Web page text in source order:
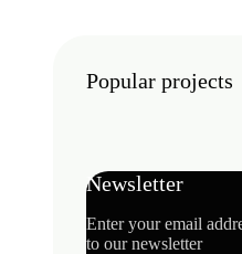
Popular projects
Newsletter
Enter your email
to our newsletter